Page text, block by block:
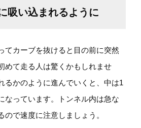
吸い込まれるように
てカーブを抜けると目の前に突然
めて走る人は驚くかもしれませ
るかのように進んでいくと、中は1
なっています。トンネル内は急な
ので速度に注意しましょう。